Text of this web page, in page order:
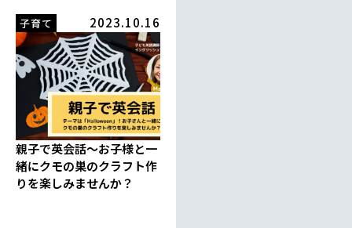
子育て 2023.10.16
親子で英会話〜お子様と一
緒にクモの巣のクラフト作
りを楽しみませんか？